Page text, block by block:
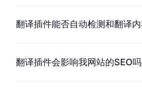
高深的技术即可管理和更新翻译。
简单的步骤。首先，登录
“localize”。找到“Localize - 网站
翻译插件能否自动检测和翻译内
WordPress 网站上的新增和更新内
翻译插件会影响我网站的SEO吗